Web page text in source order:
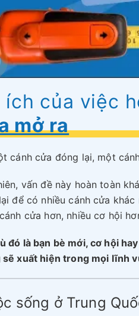
ích của việc
mở ra
cánh cửa đóng lại, một
vấn đề này hoàn toàn
để có nhiều cánh cửa
cửa hơn, nhiều cơ hội
đó là bạn bè mới, cơ hội
sẽ xuất hiện trong mọi lĩnh
sống ở Trung